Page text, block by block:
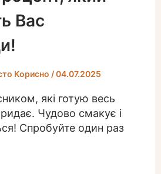
Вас
Корисно /04.07.2025
які готую весь
Чудово смакує і
Спробуйте один раз